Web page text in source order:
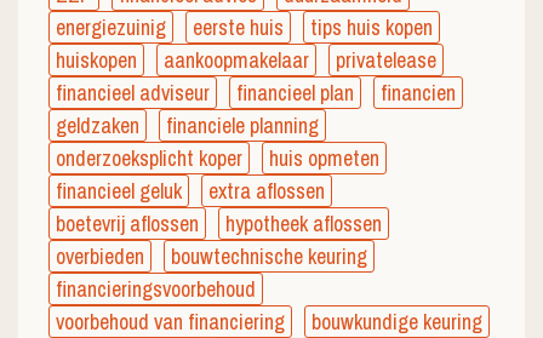
energiezuinig
eerste huis
tips huis kopen
huiskopen
aankoopmakelaar
privatelease
financieel adviseur
financieel plan
financien
geldzaken
financiele planning
onderzoeksplicht koper
huis opmeten
financieel geluk
extra aflossen
boetevrij aflossen
hypotheek aflossen
overbieden
bouwtechnische keuring
financieringsvoorbehoud
voorbehoud van financiering
bouwkundige keuring